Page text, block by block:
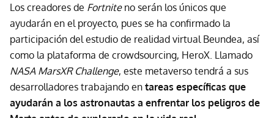
Los creadores de Fortniteno serán los únicos que
ayudarán en el proyecto, pues se ha confirmado la
participación del estudio de realidad virtual Beundea, así
como la plataforma de crowdsourcing, HeroX. Llamado
NASA MarsXR Challenge, este metaverso tendrá a sus
desarrolladores trabajando en tareas específicas que
ayudarán a los astronautas a enfrentar los peligros de